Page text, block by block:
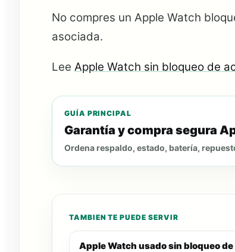
No compres un Apple Watch
asociada.
Lee Apple Watch sin bloqueo de
GUÍA PRINCIPAL
Garantía y compra segura
Ordena respaldo, estado, batería,
TAMBIEN TE PUEDE SERVIR
Apple Watch usado sin bloqueo